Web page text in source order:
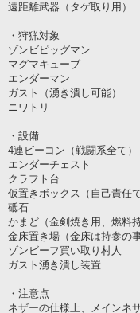
遠距離武器（タゲ取り用）
・狩猟対象
ゾンビピッグマン
マグマキューブ
エンダーマン
ガスト（湧き潰し可能）
ニワトリ
・設備
4連ビーコン（戦闘系全て）
エンダーチェスト
クラフト台
仮置きボックス（自己責任
砥石
かまど（金剣焼き用、燃料
金床置き場（金床は持参の事
ゾンビーフ買い取り村人
ガスト湧き潰し装置
・注意点
ネザーの仕様上、メインネ